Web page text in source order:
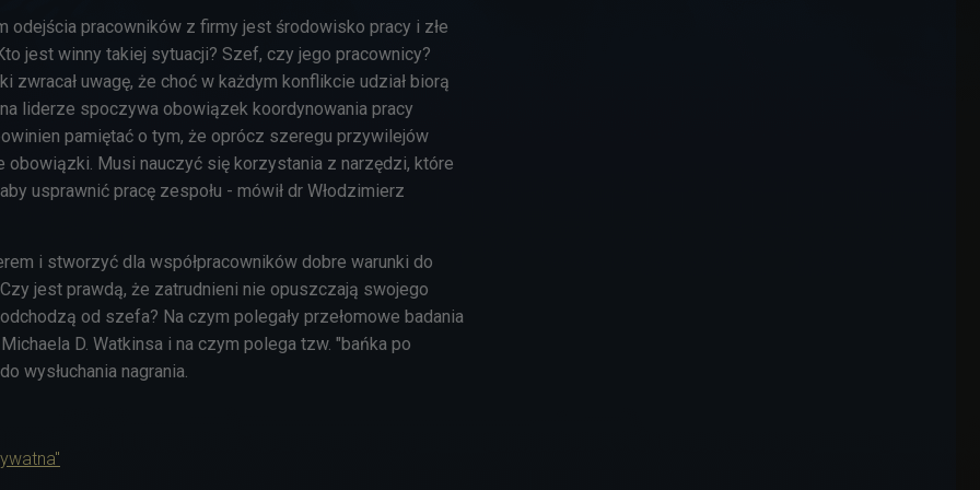
odejścia pracowników z firmy jest środowisko pracy i złe
jest winny takiej sytuacji? Szef, czy jego pracownicy?
zwracał uwagę, że choć w każdym konflikcie udział biorą
liderze spoczywa obowiązek koordynowania pracy
pamiętać o tym, że oprócz szeregu przywilejów
obowiązki. Musi nauczyć się korzystania z narzędzi, które
usprawnić pracę zespołu - mówił dr Włodzimierz
i stworzyć dla współpracowników dobre warunki do
jest prawdą, że zatrudnieni nie opuszczają swojego
od szefa? Na czym polegały przełomowe badania
Michaela D. Watkinsa i na czym polega tzw. "bańka po
wysłuchania nagrania.